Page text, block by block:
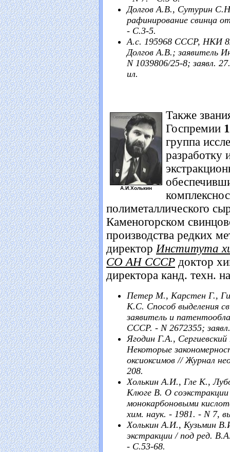
Долгов А.В., Сутурин
рафинирование свинца
- С.3-5.
А.с. 195968 СССР, НКИ
Долгов А.В.; заявитель
N 1039806/25-8; заявл.
ил.
А.И.Холькин
Также
Госпремии
группа
разработку
полиметаллического
Каменогорском
производства редких
директорИнститута
СО АН СССР доктор
директора канд.
Петер М., Карстен Г.,
К.С. Способ выделения
заявитель и
СССР. - N 2672355;
Ягодин Г.А.,
Некоторые
оксиоксимов // Журнал
208.
Холькин А.И., Гле К.,
Клюге В. О
монокарбоновыми
хим. наук. - 1981. - N 7,
Холькин А.И., Кузьмин
экстракции / под ред.
- С.53-68.